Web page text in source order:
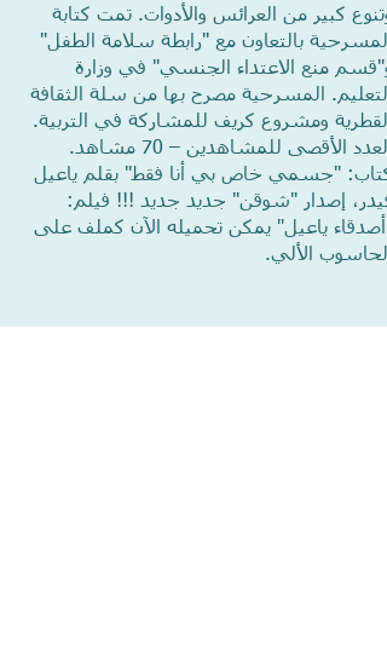
وتنوع كبير من العرائس والأدوات. تمت كتابة
المسرحية بالتعاون مع "رابطة سلامة الطفل"
و"قسم منع الاعتداء الجنسي" في وزارة
التعليم. المسرحية مصرح بها من سلة الثقافة
القطرية ومشروع كريف للمشاركة في التربية.
العدد الأقصى للمشاهدين – 70 مشاهد.
كتاب: "جسمي خاص بي أنا فقط" بقلم ياعيل
فيدر، إصدار "شوقن" جديد جديد !!! فيلم:
"أصدقاء ياعيل" يمكن تحميله الآن كملف على
الحاسوب الألي.